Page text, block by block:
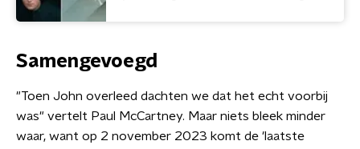
Samengevoegd
"Toen John overleed dachten we dat het echt voorbij
was" vertelt Paul McCartney. Maar niets bleek minder
waar, want op 2 november 2023 komt de 'laatste